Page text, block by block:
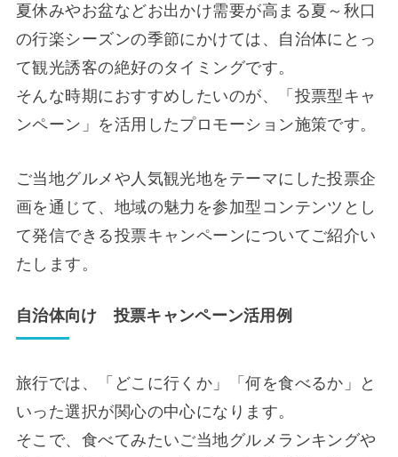
夏休みやお盆などお出かけ需要が高まる夏～秋口
の行楽シーズンの季節にかけては、自治体にとっ
て観光誘客の絶好のタイミングです。
そんな時期におすすめしたいのが、「投票型キャ
ンペーン」を活用したプロモーション施策です。
ご当地グルメや人気観光地をテーマにした投票企
画を通じて、地域の魅力を参加型コンテンツとし
て発信できる投票キャンペーンについてご紹介い
たします。
自治体向け 投票キャンペーン活用例
旅行では、「どこに行くか」「何を食べるか」と
いった選択が関心の中心になります。
そこで、食べてみたいご当地グルメランキングや